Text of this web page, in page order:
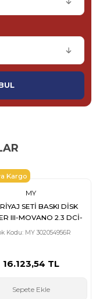
Kargo
MY
SETİ BASKI DİSK
III-MOVANO 2.3 DCİ-
2010 > M9T 692/698
Kodu: MY 302054956R
16.123,54 TL
Sepete Ekle